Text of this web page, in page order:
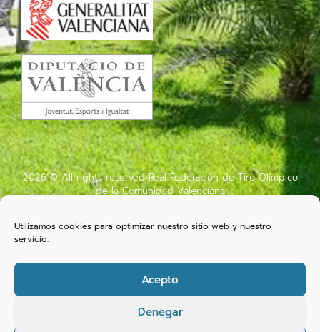
Utilizamos cookies para optimizar nuestro sitio web y nuestro
servicio.
Acepto
Denegar
2026 © All rights reserved Real Federación de Tiro Olímpico
de la Comunidad Valenciana
2026
AVÍS LEGAL
powered by Ridon